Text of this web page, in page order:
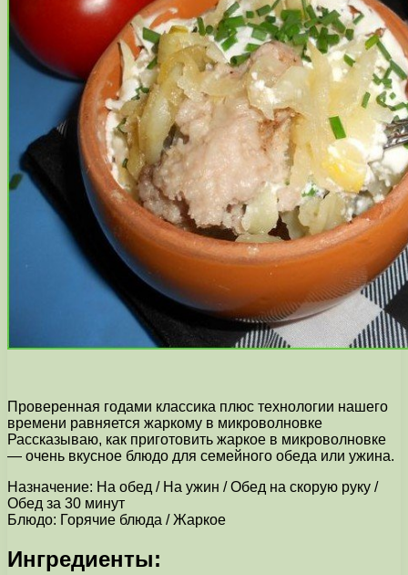
Проверенная годами классика плюс технологии нашего
времени равняется жаркому в микроволновке
Рассказываю, как приготовить жаркое в микроволновке
— очень вкусное блюдо для семейного обеда или ужина.
Назначение: На обед / На ужин / Обед на скорую руку /
Обед за 30 минут
Блюдо: Горячие блюда / Жаркое
Ингредиенты: